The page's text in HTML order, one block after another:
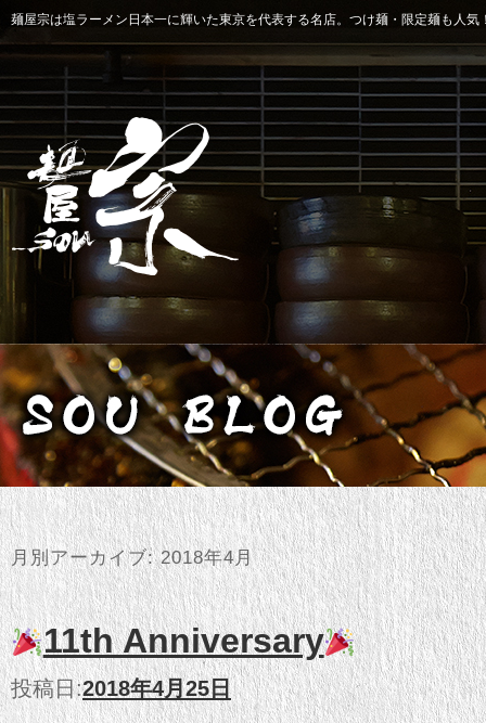
麺屋宗は塩ラーメン日本一に輝いた東京を代表する名店。つけ麺・限定麺も人
月別アーカイブ:2018年4月
11th Anniversary
投稿日:2018年4月25日